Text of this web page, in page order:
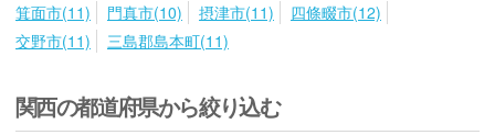
箕面市(11)
門真市(10) 摂津市(11)
四條畷市(12)
交野市(11)
三島郡島本町(11)
関西の都道府県から絞り込む